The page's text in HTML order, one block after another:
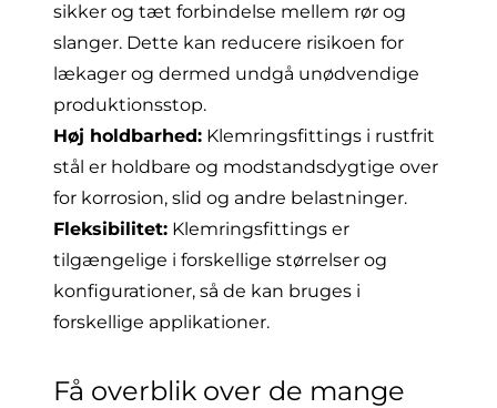
sikker og tæt forbindelse mellem rør og
slanger. Dette kan reducere risikoen for
lækager og dermed undgå unødvendige
produktionsstop.
Høj holdbarhed: Klemringsfittings i rustfrit
stål er holdbare og modstandsdygtige over
for korrosion, slid og andre belastninger.
Fleksibilitet: Klemringsfittings er
tilgængelige i forskellige størrelser og
konfigurationer, så de kan bruges i
forskellige applikationer.
Få overblik over de mange